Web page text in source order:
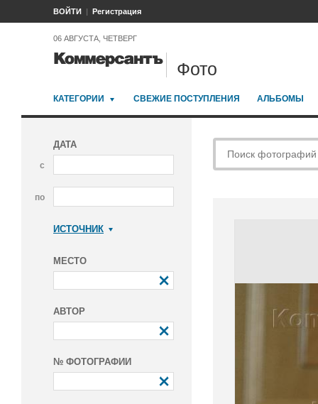
ВОЙТИ Регистрация
06 АВГУСТА, ЧЕТВЕРГ
Фото
КАТЕГОРИИ СВЕЖИЕ ПОСТУПЛЕНИЯ АЛЬБОМЫ
ДАТА
с
по
ИСТОЧНИК
МЕСТО
АВТОР
№ ФОТОГРАФИИ